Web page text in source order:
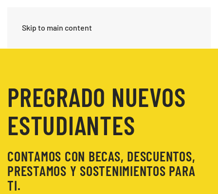
Skip to main content
PREGRADO NUEVOS
ESTUDIANTES
CONTAMOS CON BECAS, DESCUENTOS,
PRESTAMOS Y SOSTENIMIENTOS PARA
TI.